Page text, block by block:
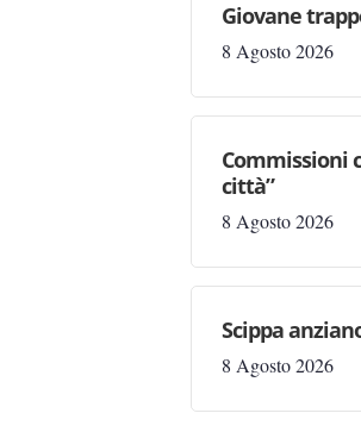
Giovane
8 Agosto 2026
Commissioni
città”
8 Agosto 2026
Scippa
8 Agosto 2026